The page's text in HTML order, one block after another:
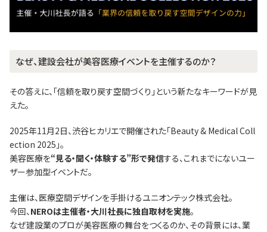
なぜ、建設会社が美容医療イベントを主催するのか？
その答えに、「信頼を取り戻す空間づくり」という新たなキーワードが見
えた。
2025年11月2日、渋谷ヒカリエで開催された「Beauty & Medical Coll
ection 2025」。
美容医療を“見る・聞く・体験する”形で発信する、これまでにないユー
ザー参加型イベントだ。
主催は、医療空間デザインを手掛けるユニオンテック株式会社。
今回、NEROは主催者・大川社長に独自取材を実施。
なぜ建設業のプロが美容医療の舞台をつくるのか、その背景には、業